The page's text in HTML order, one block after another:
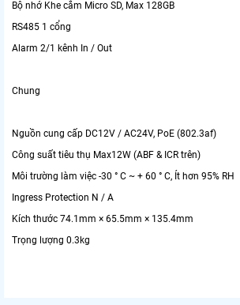
Bộ nhớ Khe cắm Micro SD, Max 128GB
RS485 1 cổng
Alarm 2/1 kênh In / Out
Chung
Nguồn cung cấp DC12V / AC24V, PoE (802.3af)
Công suất tiêu thụ Max12W (ABF & ICR trên)
Môi trường làm việc -30 ° C ~ + 60 ° C, Ít hơn 95% RH
Ingress Protection N / A
Kích thước 74.1mm × 65.5mm × 135.4mm
Trọng lượng 0.3kg